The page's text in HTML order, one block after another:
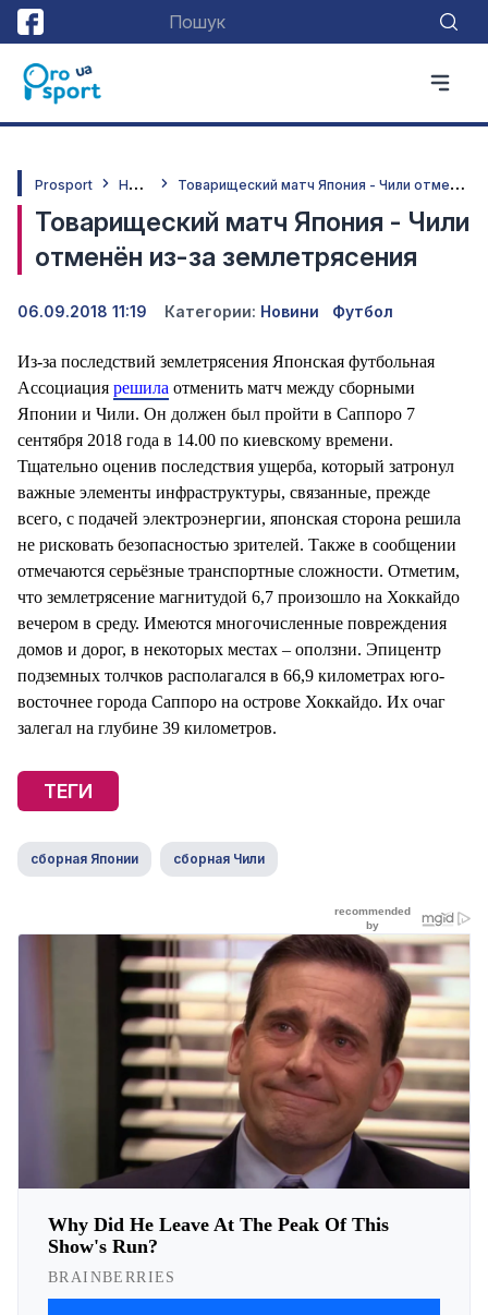
Prosport Н
овини Т
оварищеский матч Япония - Чили отменён из-за землетрясения
Товарищеский матч Япония - Чили
отменён из-за землетрясения
06.09.2018 11:19 Категории: Новини Футбол
Из-за последствий землетрясения Японская футбольная
Ассоциация решила отменить матч между сборными
Японии и Чили. Он должен был пройти в Саппоро 7
сентября 2018 года в 14.00 по киевскому времени.
Тщательно оценив последствия ущерба, который затронул
важные элементы инфраструктуры, связанные, прежде
всего, с подачей электроэнергии, японская сторона решила
не рисковать безопасностью зрителей. Также в сообщении
отмечаются серьёзные транспортные сложности. Отметим,
что землетрясение магнитудой 6,7 произошло на Хоккайдо
вечером в среду. Имеются многочисленные повреждения
домов и дорог, в некоторых местах – оползни. Эпицентр
подземных толчков располагался в 66,9 километрах юго-
восточнее города Саппоро на острове Хоккайдо. Их очаг
залегал на глубине 39 километров.
ТЕГИ
сборная Японии сборная Чили